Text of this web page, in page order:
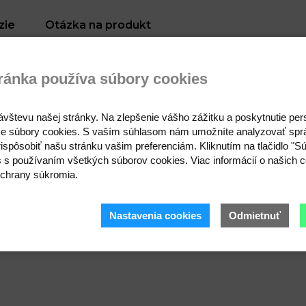
Otázka na produkt
výbave. Elegantné prevedenie z eko kože s
zapínanie. Ochráni vaše šperky pred nepriaznivými
hlboké 4 cm. Medzi nimi je oddiel na prstene alebo
brošne, uloženie hodiniek alebo náramku. Má
šperkovníc v mixe sa môžu líšiť podľa aktuálne
sklo, semiš
používa súbory cookies
našej stránky. Na zlepšenie vášho zážitku a poskytnutie
súbory cookies. S vaším súhlasom nám umožníte analyzovať
našu stránku vašim preferenciám. Kliknutím na tlačidlo
s používaním všetkých súborov cookies. Viac informácií o našich
súkromia.
Nastavenia cookies Odmietnuť